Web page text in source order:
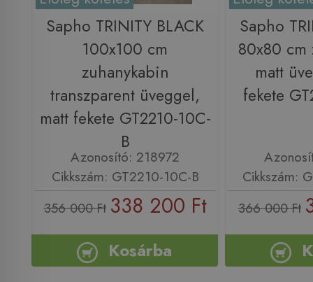
Sapho TRINITY BLACK
100x100 cm
zuhanykabin
transzparent üveggel,
matt fekete GT2210-10C-
B
Azonosító: 218972
Cikkszám: GT2210-10C-B
356 000 Ft 338 200 Ft
Kosárba
Sapho
80x80 cm
matt
fekete
Cikkszám:
366 000 Ft